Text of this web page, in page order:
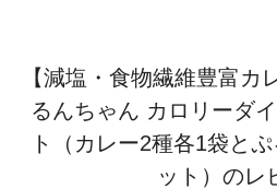
【減塩・食物繊維豊富カ
るんちゃん カロリーダ
ト（カレー2種各1袋と
ット）のレ